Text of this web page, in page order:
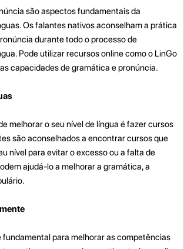
são aspectos fundamentais da
Os falantes nativos aconselham a prática
durante todo o processo de
Pode utilizar recursos online como o LinGo
capacidades de gramática e pronúncia.
melhorar o seu nível de língua é fazer cursos
são aconselhados a encontrar cursos que
nível para evitar o excesso ou a falta de
ajudá-lo a melhorar a gramática, a
fundamental para melhorar as competências